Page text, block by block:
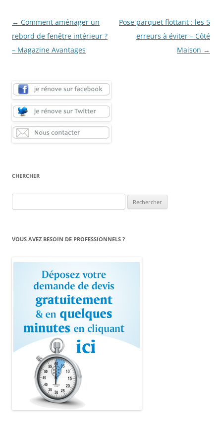
Navigation
des
articles
← Comment aménager un
rebord de fenêtre intérieur ?
– Magazine Avantages
Pose parquet flottant : les 5
erreurs à éviter – Côté
Maison →
CHERCHER
VOUS AVEZ BESOIN DE PROFESSIONNELS ?